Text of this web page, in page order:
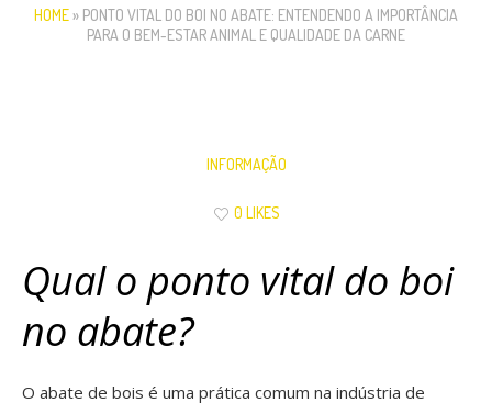
HOME» PONTO VITAL DO BOI NO ABATE: ENTENDENDO A IMPORTÂNCIA
PARA O BEM-ESTAR ANIMAL E QUALIDADE DA CARNE
INFORMAÇÃO
0 LIKES
Qual o ponto vital do boi
no abate?
O abate de bois é uma prática comum na indústria de